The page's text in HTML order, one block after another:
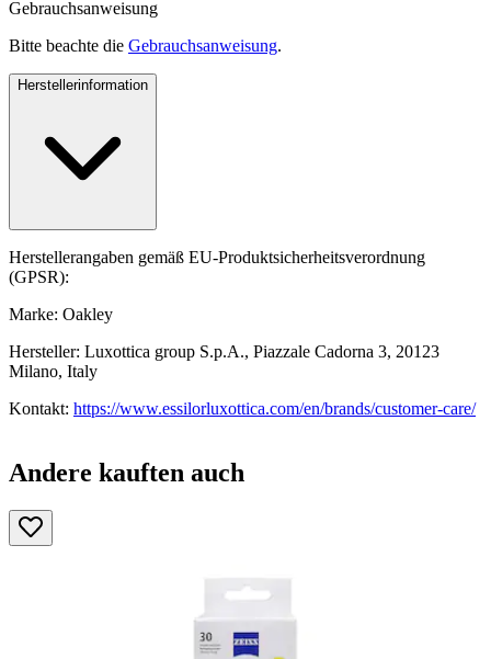
Gebrauchsanweisung
Bitte beachte die Gebrauchsanweisung.
Herstellerinformation
Herstellerangaben gemäß EU-Produktsicherheitsverordnung
(GPSR):
Marke: Oakley
Hersteller: Luxottica group S.p.A., Piazzale Cadorna 3, 20123
Milano, Italy
Kontakt: https://www.essilorluxottica.com/en/brands/customer-care/
Andere kauften auch